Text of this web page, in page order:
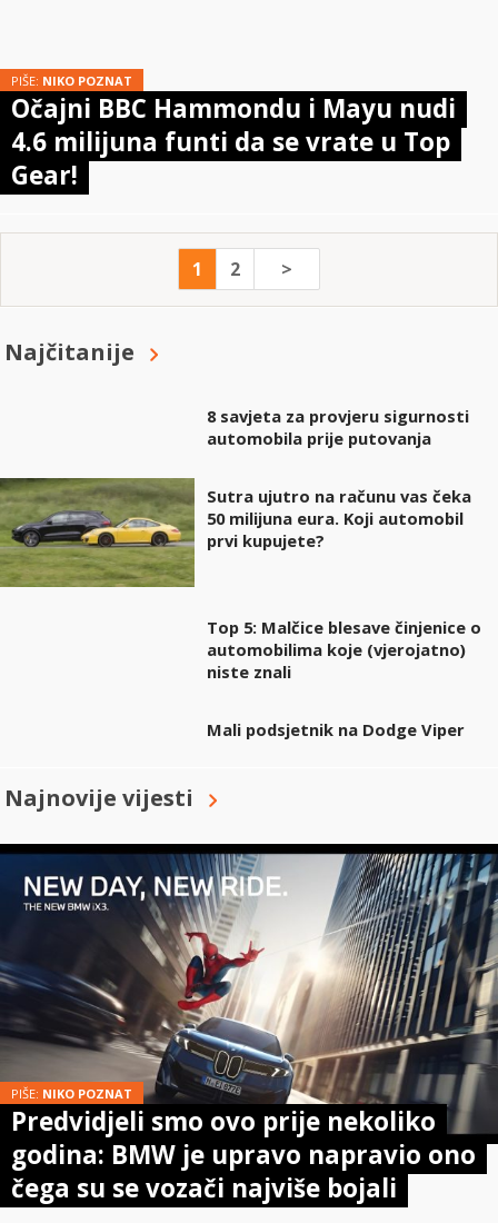
PIŠE: NIKO POZNAT
Očajni BBC Hammondu i Mayu nudi
4.6 milijuna funti da se vrate u Top
Gear!
1 2 >
Najčitanije
8 savjeta za provjeru sigurnosti
automobila prije putovanja
Sutra ujutro na računu vas čeka
50 milijuna eura. Koji automobil
prvi kupujete?
Top 5: Malčice blesave činjenice o
automobilima koje (vjerojatno)
niste znali
Mali podsjetnik na Dodge Viper
Najnovije vijesti
PIŠE: NIKO POZNAT
Predvidjeli smo ovo prije nekoliko
godina: BMW je upravo napravio ono
čega su se vozači najviše bojali